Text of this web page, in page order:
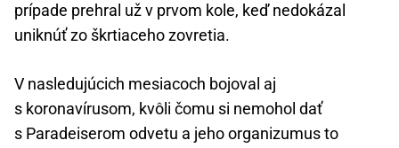
prípade prehral už v prvom kole, keď nedokázal
uniknúť zo škrtiaceho zovretia.
V nasledujúcich mesiacoch bojoval aj
s koronavírusom, kvôli čomu si nemohol dať
s Paradeiserom odvetu a jeho organizumus to